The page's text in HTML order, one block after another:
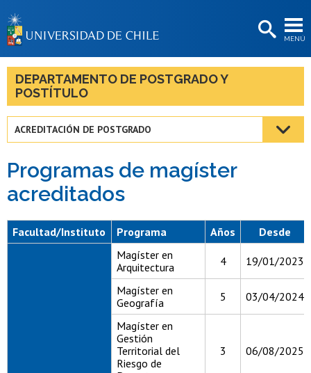
MENÚ
BIBLIOTECAS
LA UNIVERSIDAD
Estudiantes
Funcionarias/os
DEPARTAMENTO DE POSTGRADO Y
POSTÍTULO
ACREDITACIÓN DE POSTGRADO
Programas de magíster
acreditados
Facultad/Instituto Programa Años Desde
Magíster en
Arquitectura
4 19/01/2023
Magíster en
Geografía
5 03/04/2024
Magíster en
Gestión
Territorial del
Riesgo de
3 06/08/2025